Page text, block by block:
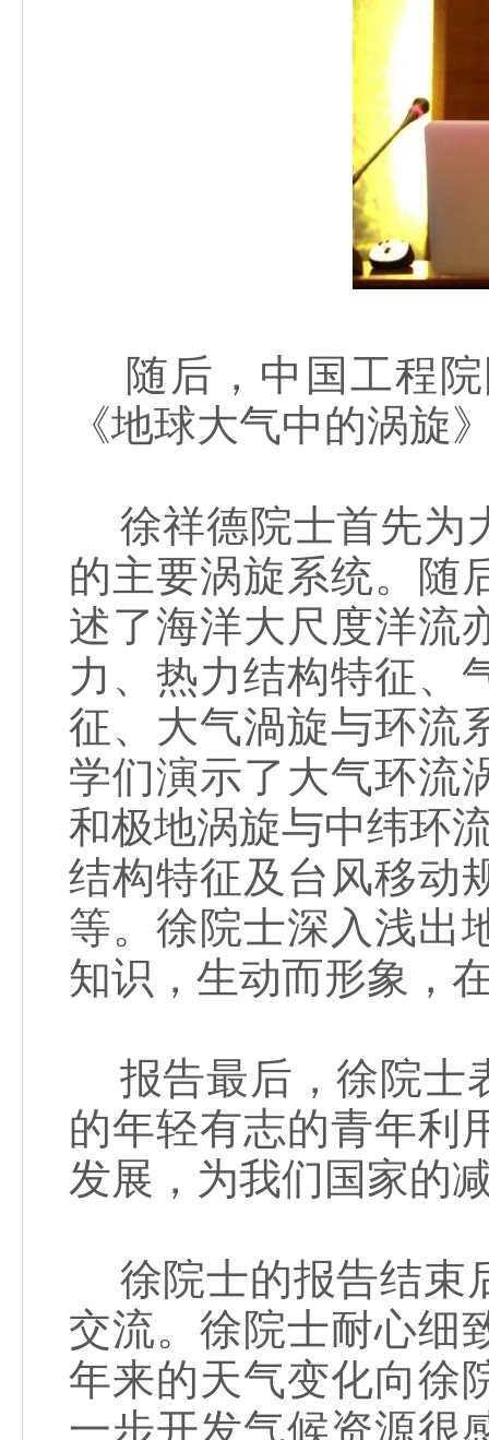
随后，中国工程院
《地球大气中的涡旋
徐祥德院士首先为
的主要涡旋系统。随
述了海洋大尺度洋流
力、热力结构特征、
征、大气渦旋与环流
学们演示了大气环
和极地涡旋与中纬环
结构特征及台风移动
等。徐院士深入浅出
知识，生动而形象，
报告最后，徐院士
的年轻有志的青年利
发展，为我们国家的
徐院士的报告结束
交流。徐院士耐心细
年来的天气变化向徐
一步开发气候资源很